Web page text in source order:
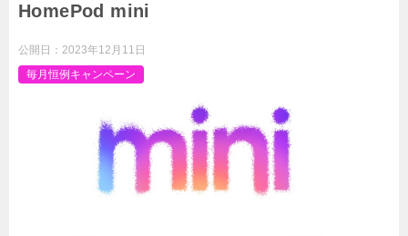
HomePod mini
公開日： 2023年12月11日
毎月恒例キャンペーン